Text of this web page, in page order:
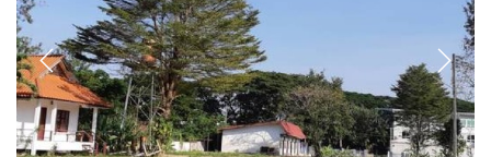
ABOUT US
CONTACT US
Previous Next